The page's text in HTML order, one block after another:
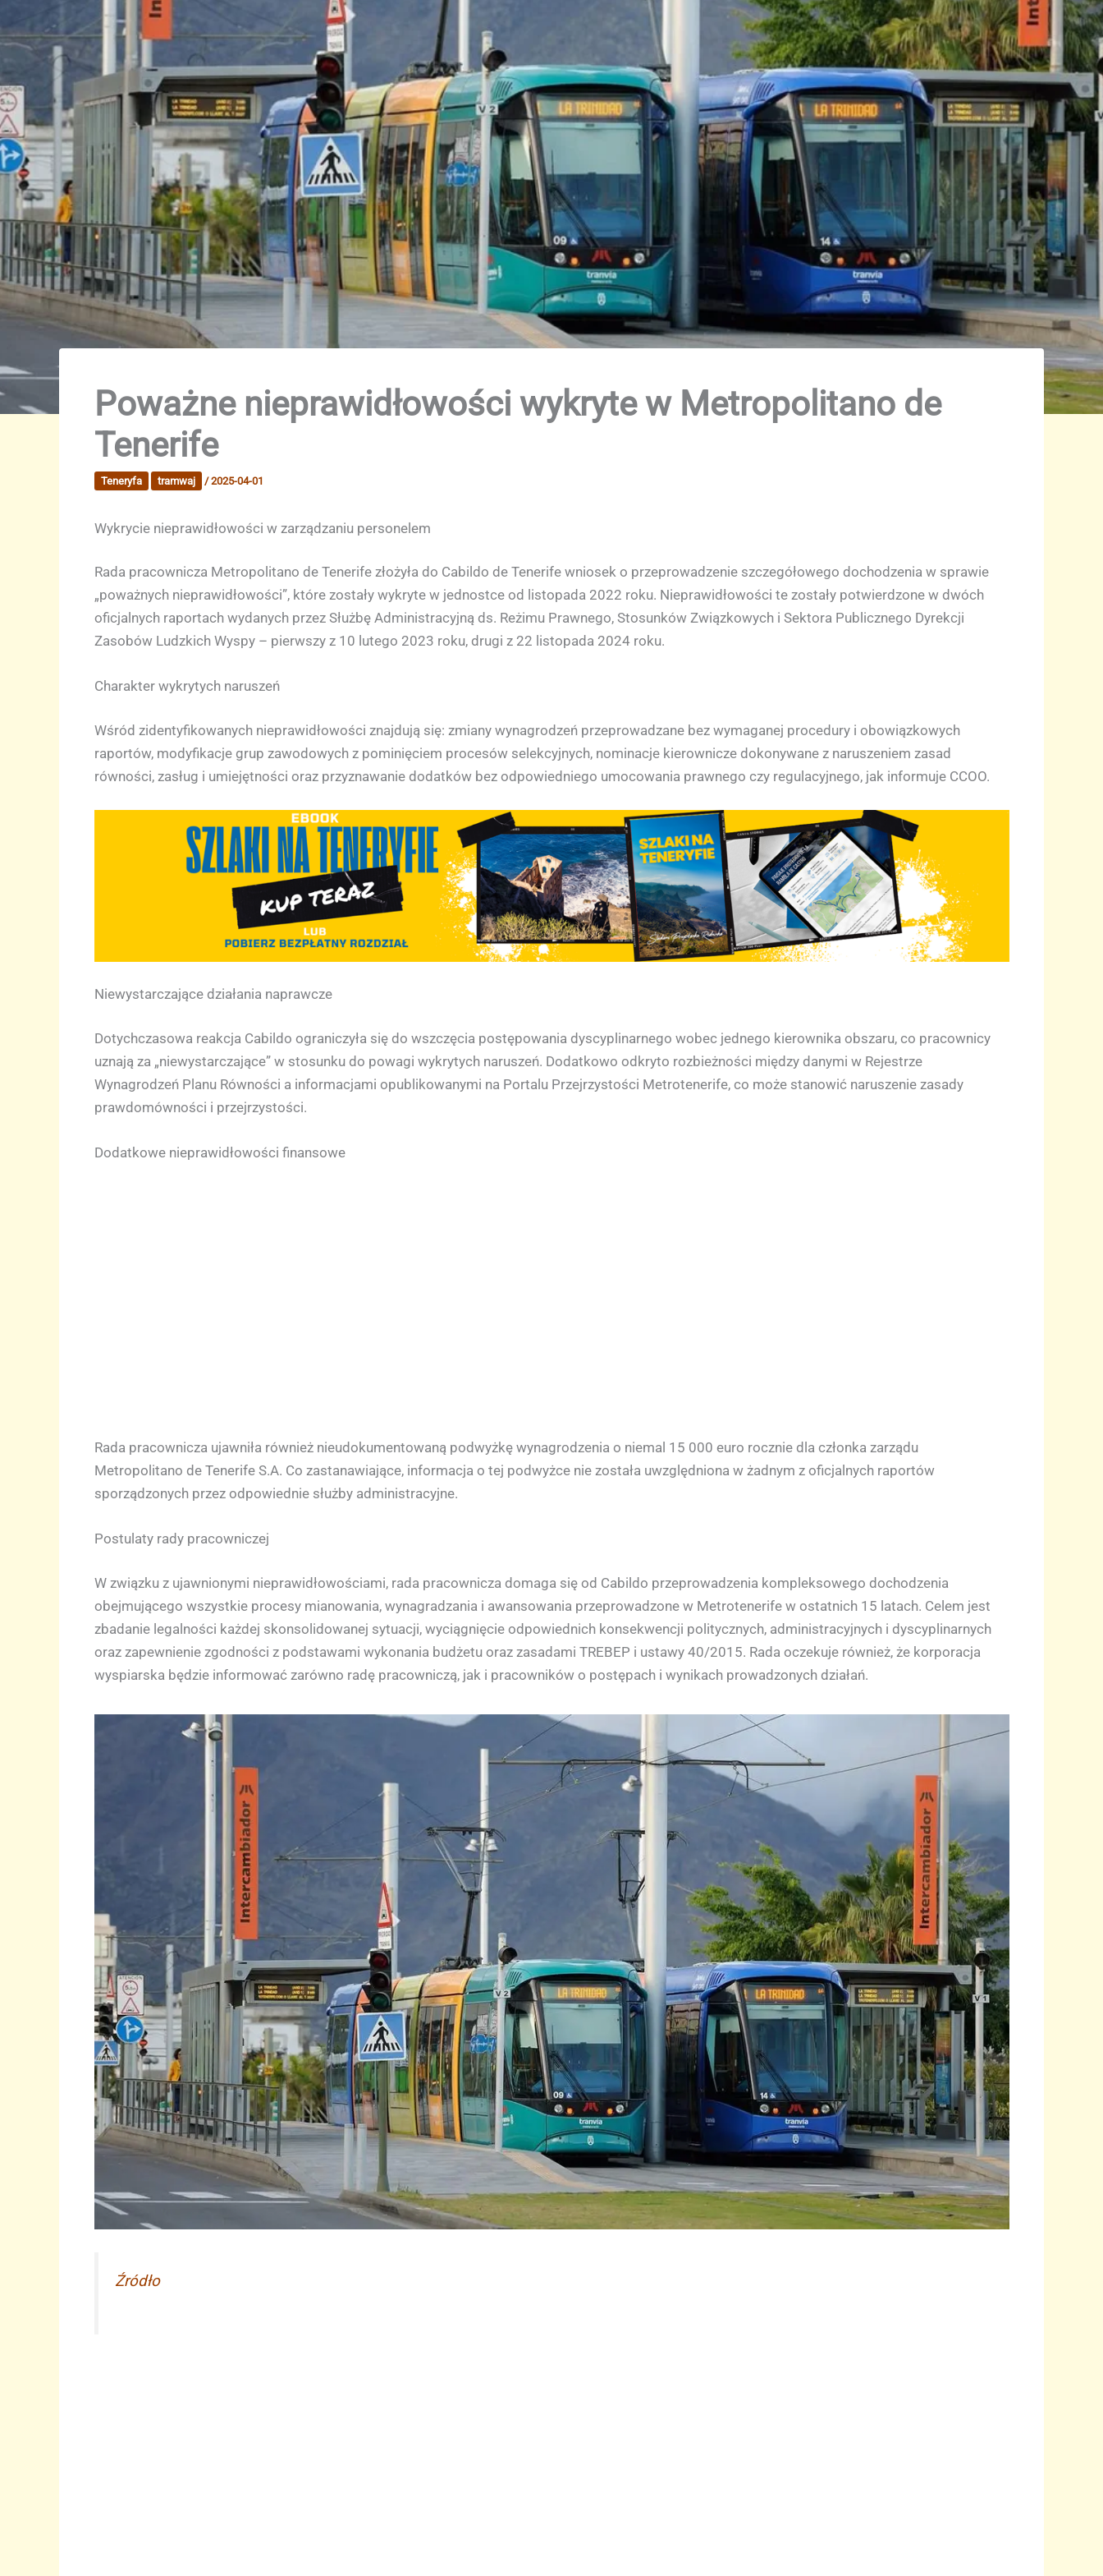
Poważne nieprawidłowości wykryte w Metropolitano de
Tenerife
Teneryfa tramwaj /2025-04-01
Wykrycie nieprawidłowości w zarządzaniu personelem
Rada pracownicza Metropolitano de Tenerife złożyła do Cabildo de Tenerife wniosek o przeprowadzenie szczegółowego dochodzenia w sprawie
„poważnych nieprawidłowości”, które zostały wykryte w jednostce od listopada 2022 roku. Nieprawidłowości te zostały potwierdzone w dwóch
oficjalnych raportach wydanych przez Służbę Administracyjną ds. Reżimu Prawnego, Stosunków Związkowych i Sektora Publicznego Dyrekcji
Zasobów Ludzkich Wyspy – pierwszy z 10 lutego 2023 roku, drugi z 22 listopada 2024 roku.
Charakter wykrytych naruszeń
Wśród zidentyfikowanych nieprawidłowości znajdują się: zmiany wynagrodzeń przeprowadzane bez wymaganej procedury i obowiązkowych
raportów, modyfikacje grup zawodowych z pominięciem procesów selekcyjnych, nominacje kierownicze dokonywane z naruszeniem zasad
równości, zasług i umiejętności oraz przyznawanie dodatków bez odpowiedniego umocowania prawnego czy regulacyjnego, jak informuje CCOO.
Niewystarczające działania naprawcze
Dotychczasowa reakcja Cabildo ograniczyła się do wszczęcia postępowania dyscyplinarnego wobec jednego kierownika obszaru, co pracownicy
uznają za „niewystarczające” w stosunku do powagi wykrytych naruszeń. Dodatkowo odkryto rozbieżności między danymi w Rejestrze
Wynagrodzeń Planu Równości a informacjami opublikowanymi na Portalu Przejrzystości Metrotenerife, co może stanowić naruszenie zasady
prawdomówności i przejrzystości.
Dodatkowe nieprawidłowości finansowe
Rada pracownicza ujawniła również nieudokumentowaną podwyżkę wynagrodzenia o niemal 15 000 euro rocznie dla członka zarządu
Metropolitano de Tenerife S.A. Co zastanawiające, informacja o tej podwyżce nie została uwzględniona w żadnym z oficjalnych raportów
sporządzonych przez odpowiednie służby administracyjne.
Postulaty rady pracowniczej
W związku z ujawnionymi nieprawidłowościami, rada pracownicza domaga się od Cabildo przeprowadzenia kompleksowego dochodzenia
obejmującego wszystkie procesy mianowania, wynagradzania i awansowania przeprowadzone w Metrotenerife w ostatnich 15 latach. Celem jest
zbadanie legalności każdej skonsolidowanej sytuacji, wyciągnięcie odpowiednich konsekwencji politycznych, administracyjnych i dyscyplinarnych
oraz zapewnienie zgodności z podstawami wykonania budżetu oraz zasadami TREBEP i ustawy 40/2015. Rada oczekuje również, że korporacja
wyspiarska będzie informować zarówno radę pracowniczą, jak i pracowników o postępach i wynikach prowadzonych działań.
Źródło